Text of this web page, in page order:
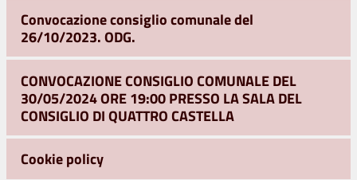
Convocazione consiglio comunale del
26/10/2023. ODG.
CONVOCAZIONE CONSIGLIO COMUNALE DEL
30/05/2024 ORE 19:00 PRESSO LA SALA DEL
CONSIGLIO DI QUATTRO CASTELLA
Cookie policy